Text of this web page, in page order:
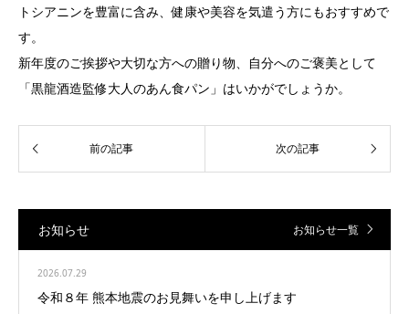
トシアニンを豊富に含み、健康や美容を気遣う方にもおすすめで
す。
新年度のご挨拶や大切な方への贈り物、自分へのご褒美として
「黒龍酒造監修大人のあん食パン」はいかがでしょうか。
お知らせ お知らせ一覧
2026.07.29
令和８年 熊本地震のお見舞いを申し上げます